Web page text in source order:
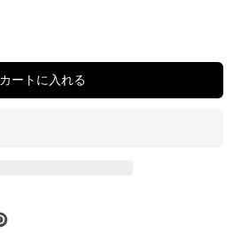
カートに入れる